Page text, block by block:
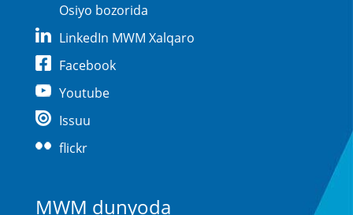
Osiyo bozorida
LinkedIn MWM Xalqaro
Facebook
Youtube
Issuu
flickr
MWM dunyoda